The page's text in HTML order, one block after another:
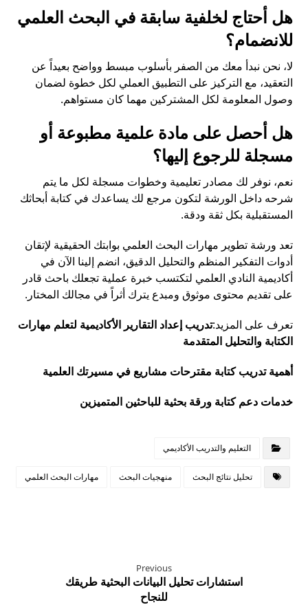
هل أحتاج لخلفية سابقة في البحث العلمي
للانضمام؟
لا، نحن نبدأ معك من الصفر بأسلوب مبسط وواضح بعيداً عن
التعقيد، مع التركيز على التطبيق العملي لكل خطوة لضمان
وصول المعلومة لكل المشتركين مهما كان مستواهم.
هل أحصل على مادة علمية مطبوعة أو
مسجلة للرجوع إليها؟
نعم، نوفر لك مصادر تعليمية وخطوات مسجلة لكل ما يتم
شرحه داخل الورشة لتكون مرجع لك يساعدك في كتابة أبحاثك
المستقبلية بكل ثقة ودقة.
تعد ورشة تطوير مهارات البحث العلمي بوابتك الحقيقية لإتقان
أدوات التفكير المنظم والتحليل الدقيق، انضم إلينا الآن في
أكاديمية النادي العلمي لتكتسب خبرة عملية تجعلك باحث قادر
على تقديم محتوى موثوق ومبدع يترك أثراً في مجالك المختار.
تعرف على المزيد:تدريب إعداد التقارير الأكاديمية لتعلم مهارات
الكتابة والتحليل المتقدمة
أهمية تدريب كتابة مقترحات مشاريع في مسيرتك العلمية
خدمات دعم كتابة ورقة بحثية للباحثين المتميزين
التعليم والتدريب الأكاديمي
تحليل نتائج البحث منهجيات البحث مهارات البحث العلمي
Previous
استشارات تحليل البيانات البحثية طريقك
للنجاح